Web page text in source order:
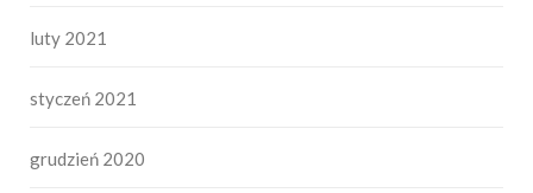
luty 2021
styczeń 2021
grudzień 2020